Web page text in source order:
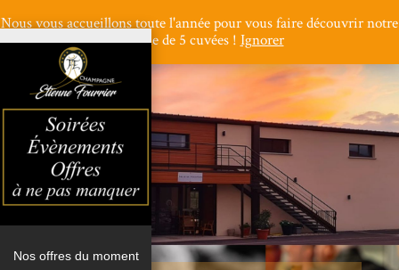
Nous vous accueillons toute l'année pour vous faire découvrir notre
gamme de 5 cuvées ! Ignorer
Nos offres du moment